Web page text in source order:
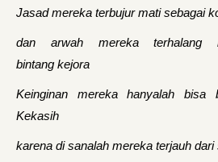
Jasad mereka terbujur mati sebagai
dan arwah mereka terhalang
bintang kejora
Keinginan mereka hanyalah
Kekasih
karena di sanalah mereka terjauh dari